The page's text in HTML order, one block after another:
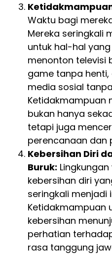
Waktu bagi
Mereka seringkali
untuk hal-hal
menonton televisi
game tanpa
media sosial
Ketidakmampuan
bukan hanya
tetapi juga
perencanaan dan
Kebersihan Diri
Buruk:
kebersihan diri
seringkali menjadi
Ketidakmampuan
kebersihan
perhatian
rasa tanggung